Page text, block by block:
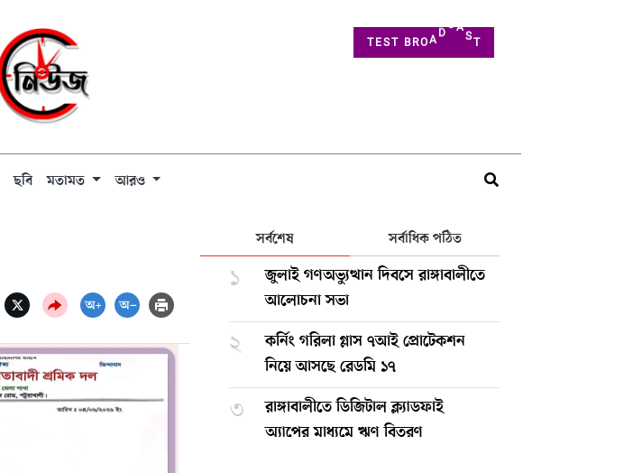
T ES T BROA ST
ছবি মতামত আরও
সর্বশেষ সর্বাধিক পঠিত
১
জুলাই গণঅভ্যুত্থান দিবসে রাঙ্গাবালীতে
আলোচনা সভা
২
কর্নিং গরিলা গ্লাস ৭আই প্রোটেকশন
নিয়ে আসছে রেডমি ১৭
৩
রাঙ্গাবালীতে ডিজিটাল ক্ল্যাডফাই
অ্যাপের মাধ্যমে ঋণ বিতরণ